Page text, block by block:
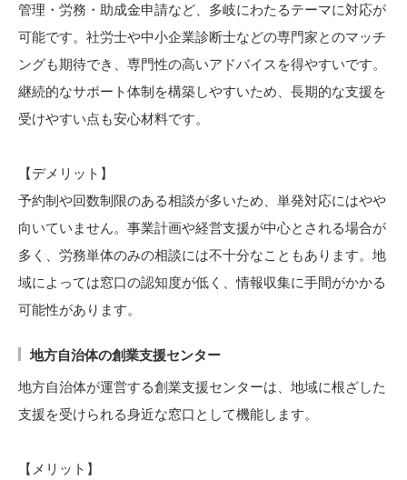
管理・労務・助成金申請など、多岐にわたるテーマに対応が
可能です。社労士や中小企業診断士などの専門家とのマッチ
ングも期待でき、専門性の高いアドバイスを得やすいです。
継続的なサポート体制を構築しやすいため、長期的な支援を
受けやすい点も安心材料です。
【デメリット】
予約制や回数制限のある相談が多いため、単発対応にはやや
向いていません。事業計画や経営支援が中心とされる場合が
多く、労務単体のみの相談には不十分なこともあります。地
域によっては窓口の認知度が低く、情報収集に手間がかかる
可能性があります。
地方自治体の創業支援センター
地方自治体が運営する創業支援センターは、地域に根ざした
支援を受けられる身近な窓口として機能します。
【メリット】